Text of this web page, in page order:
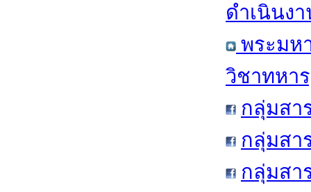
ดำเนินง
พระมห
วิชาทหา
กลุ่มสา
กลุ่มสา
กลุ่มสา